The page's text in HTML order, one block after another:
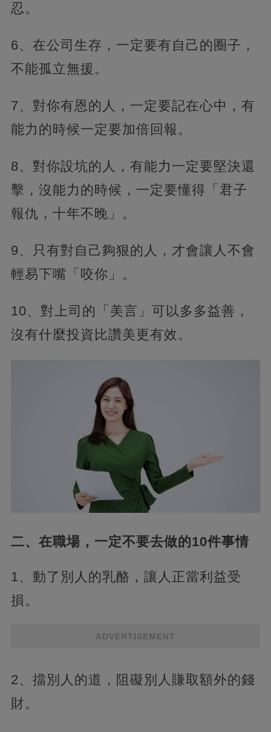
忍。
6、在公司生存，一定要有自己的圈子，
不能孤立無援。
7、對你有恩的人，一定要記在心中，有
能力的時候一定要加倍回報。
8、對你設坑的人，有能力一定要堅決還
擊，沒能力的時候，一定要懂得「君子
報仇，十年不晚」。
9、只有對自己夠狠的人，才會讓人不會
輕易下嘴「咬你」。
10、對上司的「美言」可以多多益善，
沒有什麼投資比讚美更有效。
二、在職場，一定不要去做的10件事情
1、動了別人的乳酪，讓人正當利益受
損。
ADVERTISEMENT
2、擋別人的道，阻礙別人賺取額外的錢
財。